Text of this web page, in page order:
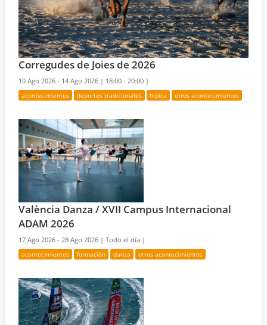
Corregudes de Joies de 2026
10 Ago 2026 - 14 Ago 2026 | 18:00 - 20:00 |
acontecimientos deportes tradicionales hipica otros acontecimientos
València Danza / XVII Campus Internacional
ADAM 2026
17 Ago 2026 - 28 Ago 2026 |Todo el día |
acontecimientos formación danza otros acontecimientos